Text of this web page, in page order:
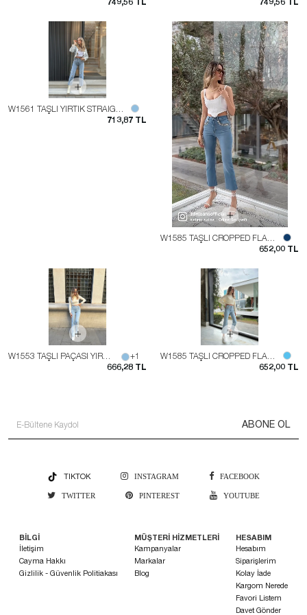
749,56 TL
749,56 TL
W1561 TAŞLI YIRTIK STRAIGHT FIT JEAN
713,87 TL
W1585 TAŞLI CROPPED FLARE JEAN
652,00 TL
W1553 TAŞLI PAÇASI YIRTMAÇLI JEAN
+1
666,28 TL
W1585 TAŞLI CROPPED FLARE JEAN
652,00 TL
ABONE OL
TIKTOK INSTAGRAM FACEBOOK
TWITTER PINTEREST YOUTUBE
BİLGİ
İletişim
Cayma Hakkı
Gizlilik - Güvenlik Politiakası
MÜŞTERİ HİZMETLERİ
Kampanyalar
Markalar
Blog
HESABIM
Hesabım
Siparişlerim
Kolay İade
Kargom Nerede
Favori Listem
Davet Gönder